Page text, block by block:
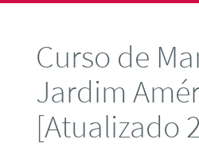
Curso de
Jardim
[Atualizado